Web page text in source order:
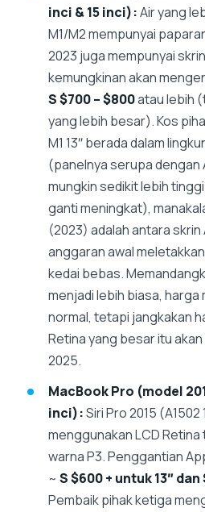
inci & 15 inci):Air yang
M1/M2 mempunyai
2023 juga mempunyai
kemungkinan akan
S $700 – $800atau lebih
yang lebih besar). Kos
M1 13″ berada dalam
(panelnya serupa dengan
mungkin sedikit lebih
ganti meningkat),
(2023) adalah antara skrin
anggaran awal
kedai bebas.
menjadi lebih biasa, harga
normal, tetapi jangkakan
Retina yang besar itu
2025.
MacBook Pro (model
inci):Siri Pro 2015 (A1502
menggunakan LCD
warna P3. Penggantian
~ S $600 + untuk 13″ dan
Pembaik pihak ketiga